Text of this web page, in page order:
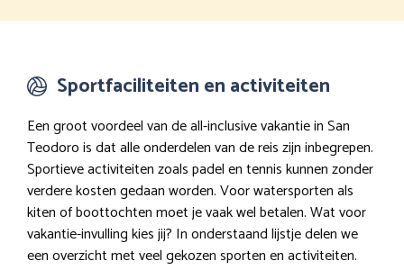
Sportfaciliteiten en activiteiten
Een groot voordeel van de all-inclusive vakantie in San
Teodoro is dat alle onderdelen van de reis zijn inbegrepen.
Sportieve activiteiten zoals padel en tennis kunnen zonder
verdere kosten gedaan worden. Voor watersporten als
kiten of boottochten moet je vaak wel betalen. Wat voor
vakantie-invulling kies jij? In onderstaand lijstje delen we
een overzicht met veel gekozen sporten en activiteiten.